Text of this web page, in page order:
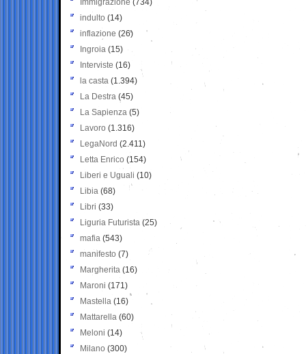
Immigrazione (734)
indulto (14)
inflazione (26)
Ingroia (15)
Interviste (16)
la casta (1.394)
La Destra (45)
La Sapienza (5)
Lavoro (1.316)
LegaNord (2.411)
Letta Enrico (154)
Liberi e Uguali (10)
Libia (68)
Libri (33)
Liguria Futurista (25)
mafia (543)
manifesto (7)
Margherita (16)
Maroni (171)
Mastella (16)
Mattarella (60)
Meloni (14)
Milano (300)